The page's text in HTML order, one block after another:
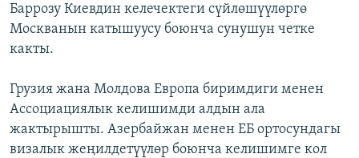
Баррозу Киевдин келечектеги сүйлөшүүлөргө
Москванын катышуусу боюнча сунушун четке
какты.
Грузия жана Молдова Европа биримдиги менен
Ассоциациялык келишимди алдын ала
жактырышты. Азербайжан менен ЕБ ортосундагы
визалык жеңилдетүүлөр боюнча келишимге кол